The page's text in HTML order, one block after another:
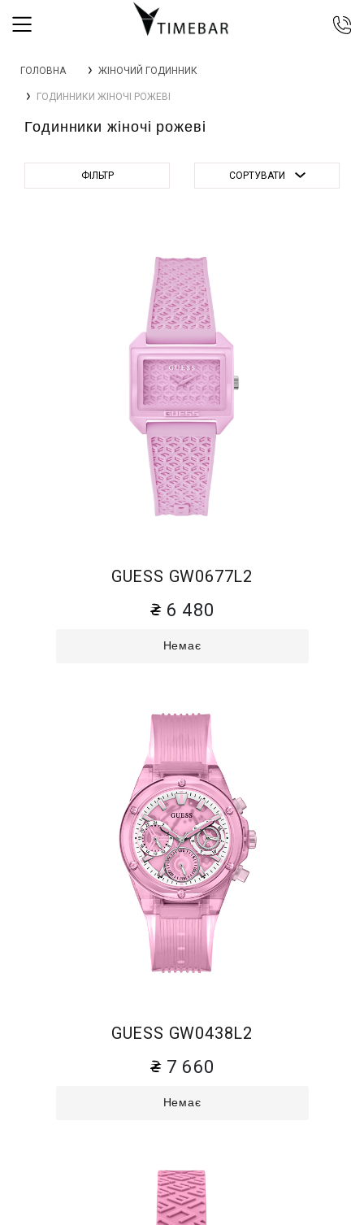
044 392 44 45
067 344 14 44 (viber)
0 800 305 805
ГОЛОВНА ЖІНОЧИЙ ГОДИННИК
ГОДИННИКИ ЖІНОЧІ РОЖЕВІ
Годинники жіночі рожеві
ФІЛЬТР СОРТУВАТИ
GUESS GW0677L2
6 480
Немає
GUESS GW0438L2
7 660
Немає